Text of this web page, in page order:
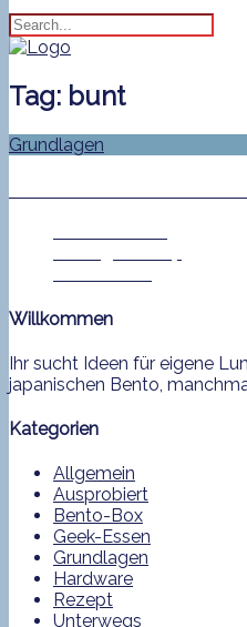
Tag: bunt
Grundlagen
Willkommen
Ihr sucht Ideen für eigene
japanischen Bento,
Kategorien
Allgemein
Ausprobiert
Bento-Box
Geek-Essen
Grundlagen
Hardware
Rezept
Unterwegs